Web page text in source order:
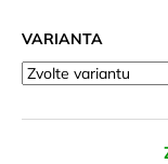
VARIANTA